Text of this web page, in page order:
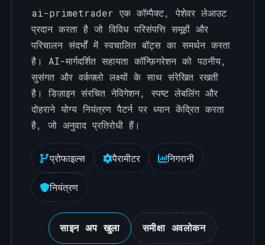
ai-primetrader एक कॉम्पैक्ट, पेशेवर लेआउट
प्रदान करता है जो विविध परिसंपत्ति समूहों और
परिचालन संदर्भों में स्वचालित बॉट्स का समर्थन करता
है। AI-मार्गदर्शित सहायता कॉन्फ़िगरेशन को पठनीय,
सुसंगत और वर्कफ़्लो लक्ष्यों के साथ संरेखित रखती
है। डिज़ाइन संरचित नेविगेशन, स्पष्ट लेबलिंग और
दोहराने योग्य नियंत्रण पैटर्न पर ध्यान केंद्रित करता
है, जो अनुवाद प्रतिरोधी हैं।
प्रोफाइल्स पैरामीटर निगरानी
नियंत्रण
साइन अप खुला समीक्षा अवलोकन